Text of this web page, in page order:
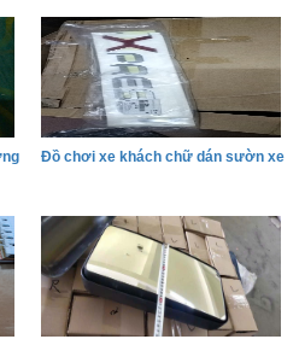
Đồ chơi xe khách chữ dán sườn xe